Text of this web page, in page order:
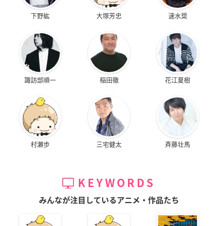
下野紘 大塚芳忠 速水奨
諏訪部順一 稲田徹 花江夏樹
村瀬歩 三宅健太 斉藤壮馬
KEYWORDS
みんなが注目しているアニメ・作品たち